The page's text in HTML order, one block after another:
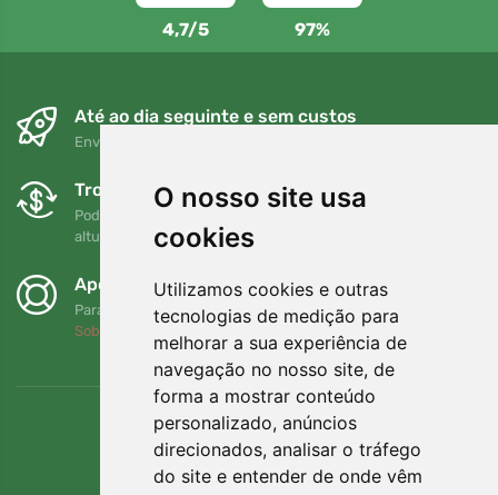
O nosso site usa
cookies
Utilizamos cookies e outras
tecnologias de medição para
melhorar a sua experiência de
navegação no nosso site, de
forma a mostrar conteúdo
personalizado, anúncios
direcionados, analisar o tráfego
do site e entender de onde vêm
4,7/5 97%
Até ao dia seguinte e sem custos
Envio gratuito para encomendas superiores a 80 EUR
Trocas e devoluções gratuitas
Pode devolver ou trocar a sua encomenda em qualquer
altura no prazo de 90 dias
Apoiamos a Trees.org
Para cada encomenda plantamos uma árvore! Leia mais
Sobre nós